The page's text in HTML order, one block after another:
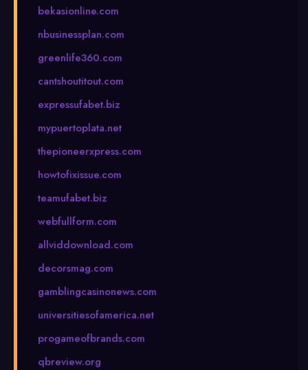
bekasionline.com
nbusinessplan.com
greenlife360.com
cantshoutitout.com
expressufabet.biz
mypuertoplata.net
thepioneerxpress.com
howtofixissue.com
teamufabet.biz
webfullform.com
allviddownload.com
decorsmag.com
gamblingcasinonews.com
universitiesofamerica.net
progameofbrands.com
qbreview.org